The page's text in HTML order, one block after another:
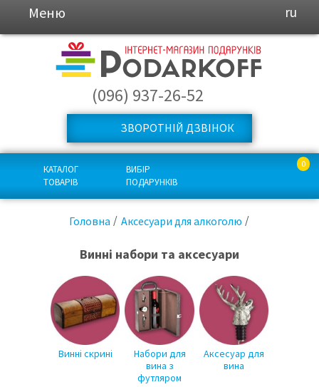
Меню ru
(096) 937-26-52
ЗВОРОТНІЙ ДЗВІНОК
КАТАЛОГ
ТОВАРІВ
ВИБІР
ПОДАРУНКІВ
0
Головна Аксесуари для алкоголю
Винні набори та аксесуари
Винні скрині
Набори для
вина з
футляром
Аксесуар для
вина